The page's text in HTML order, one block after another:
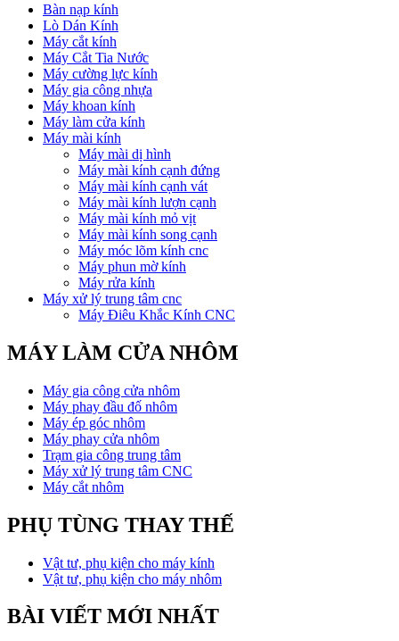
Bàn nạp kính
Lò Dán Kính
Máy cắt kính
Máy Cắt Tia Nước
Máy cường lực kính
Máy gia công nhựa
Máy khoan kính
Máy làm cửa kính
Máy mài kính
Máy mài dị hình
Máy mài kính cạnh đứng
Máy mài kính cạnh vát
Máy mài kính lượn cạnh
Máy mài kính mỏ vịt
Máy mài kính song cạnh
Máy móc lõm kính cnc
Máy phun mờ kính
Máy rửa kính
Máy xử lý trung tâm cnc
Máy Điêu Khắc Kính CNC
MÁY LÀM CỬA NHÔM
Máy gia công cửa nhôm
Máy phay đầu đố nhôm
Máy ép góc nhôm
Máy phay cửa nhôm
Trạm gia công trung tâm
Máy xử lý trung tâm CNC
Máy cắt nhôm
PHỤ TÙNG THAY THẾ
Vật tư, phụ kiện cho máy kính
Vật tư, phụ kiện cho máy nhôm
BÀI VIẾT MỚI NHẤT